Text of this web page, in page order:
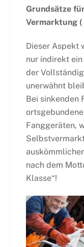
Grundsätze
Vermarktung
Dieser Aspekt
nur indirekt
der
unerwähnt
Bei sinkenden
Fanggeräten,
nach dem
Klasse“!